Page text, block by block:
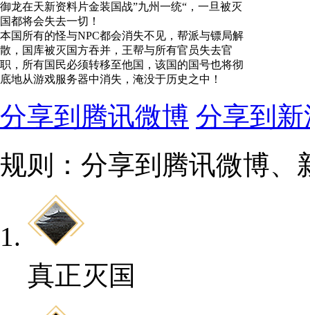
御龙在天新资料片金装国战”九州一统“，一旦被灭
国都将会失去一切！
本国所有的怪与NPC都会消失不见，帮派与镖局解
散，国库被灭国方吞并，王帮与所有官员失去官
职，所有国民必须转移至他国，该国的国号也将彻
底地从游戏服务器中消失，淹没于历史之中！
分享到腾讯微博 分享到
规则：分享到腾讯微博、
真正灭国